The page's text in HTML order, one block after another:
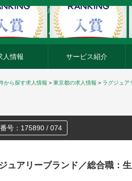
企業の転職・キャリア転職ならアージスジャパン
人情報 サービス紹介
から探す求人情報 > 東京都の求人情報 > ラグジュア
号：175890 / 074
ュアリーブランド／総合職：